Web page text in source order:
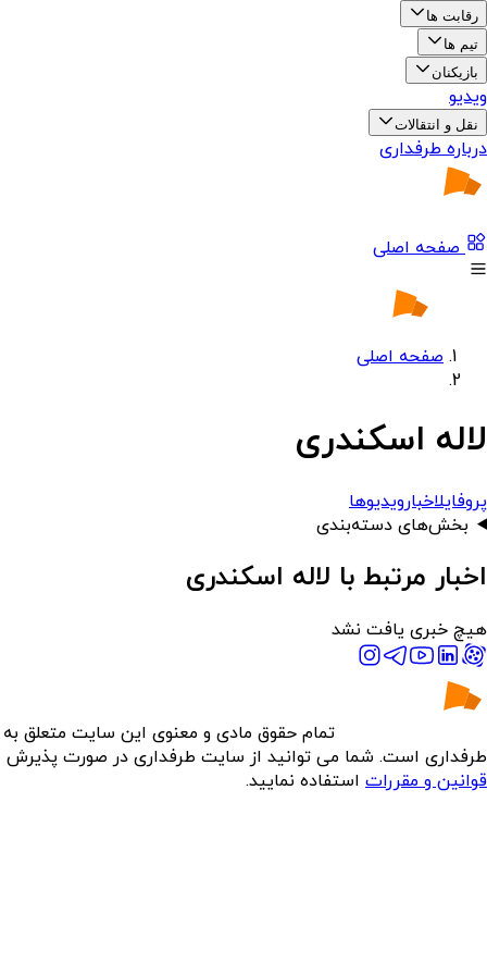
رقابت ها
تیم ها
بازیکنان
ویدیو
نقل و انتقالات
درباره طرفداری
صفحه اصلی
صفحه اصلی
لاله اسکندری
پروفایلاخبارویدیوها
بخش‌های دسته‌بندی
اخبار مرتبط با لاله اسکندری
هیچ خبری یافت نشد
تمام حقوق مادی و معنوی این سایت متعلق به
طرفداری است. شما می توانید از سایت طرفداری در صورت پذیرش
قوانین و مقررات استفاده نمایید.